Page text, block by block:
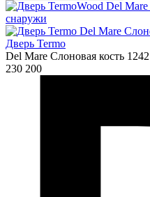
Дверь Termo
Del Mare Слоновая кость 1242
230 200